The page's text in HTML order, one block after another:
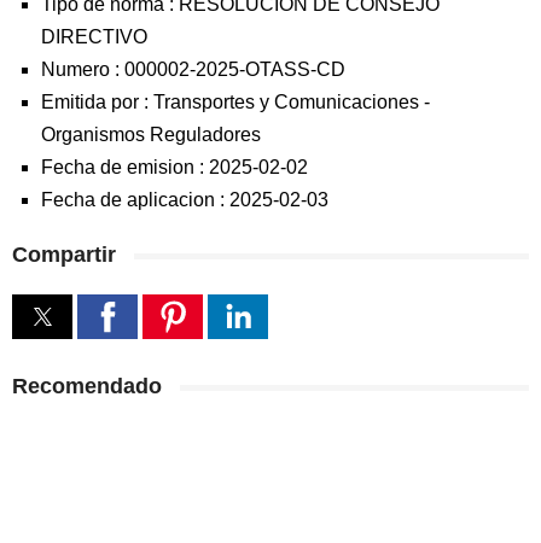
Tipo de norma : RESOLUCIÓN DE CONSEJO
DIRECTIVO
Numero : 000002-2025-OTASS-CD
Emitida por : Transportes y Comunicaciones -
Organismos Reguladores
Fecha de emision : 2025-02-02
Fecha de aplicacion : 2025-02-03
Compartir
Recomendado